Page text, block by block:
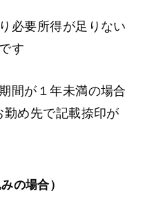
必要所得が足りない
す
間が１年未満の場合
め先で記載捺印が
の場合）